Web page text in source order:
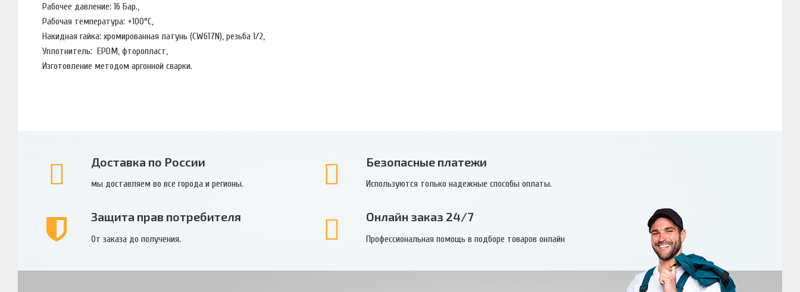
Рабочее давление: 16 Бар.,
Рабочая температура: +100°C,
Накидная гайка: хромированная латунь (CW617N), резьба 1/2,
Уплотнитель: EPDM, фторопласт,
Изготовление методом аргонной сварки.
Доставка по России
мы доставляем во все города и регионы.
Безопасные платежи
Используются только надежные способы оплаты.
Защита прав потребителя
От заказа до получения.
Онлайн заказ 24/7
Профессиональная помощь в подборе товаров онлайн